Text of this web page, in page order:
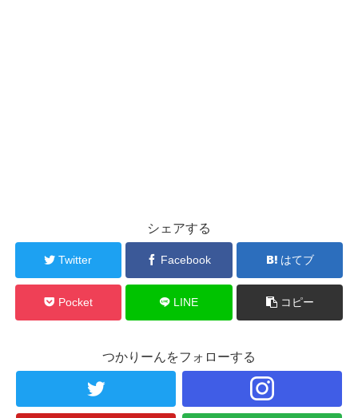
シェアする
Twitter Facebook はてブ
Pocket LINE コピー
つかりーんをフォローする